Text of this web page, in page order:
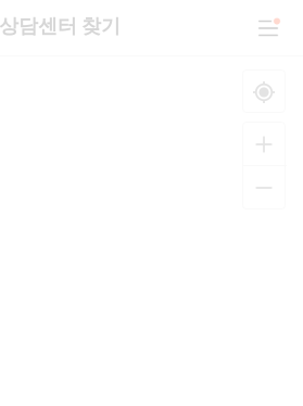
상담센터 찾기